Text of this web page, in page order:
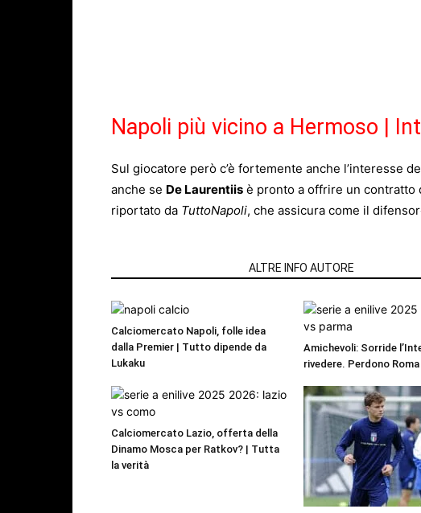
Napoli più vicino a Hermoso |
Sul giocatore però c’è fortemente anche l’interesse
anche se De Laurentiis è pronto a offrire un contratto
riportato da TuttoNapoli, che assicura come il
ALTRE INFO AUTORE
Calciomercato Napoli, folle idea
dalla Premier | Tutto dipende da
Lukaku
Amichevoli: Sorride
rivedere. Perdono Roma
Calciomercato Lazio, offerta della
Dinamo Mosca per Ratkov? | Tutta
la verità